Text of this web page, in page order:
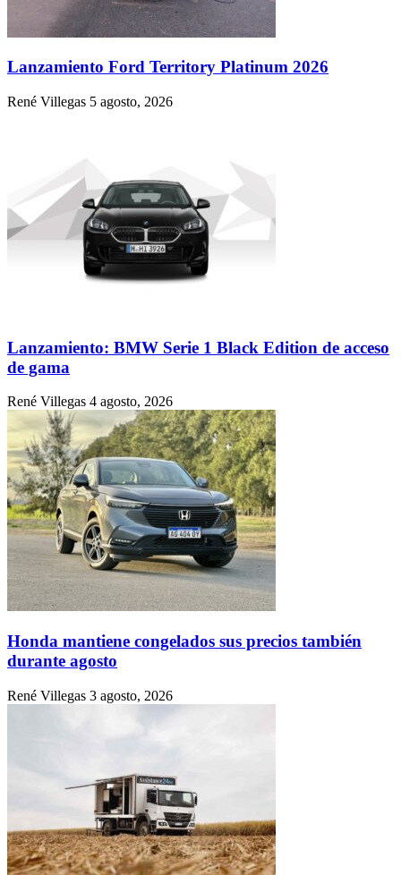
Lanzamiento Ford Territory Platinum 2026
René Villegas 5 agosto, 2026
Lanzamiento: BMW Serie 1 Black Edition de acceso
de gama
René Villegas 4 agosto, 2026
Honda mantiene congelados sus precios también
durante agosto
René Villegas 3 agosto, 2026